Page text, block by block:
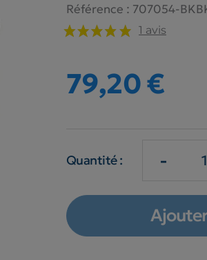
Référence : 707054-
1 avis
79,20 €
Quantité : -